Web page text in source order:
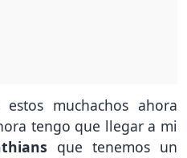
muchachos ahora
tengo que llegar a mi
que tenemos un